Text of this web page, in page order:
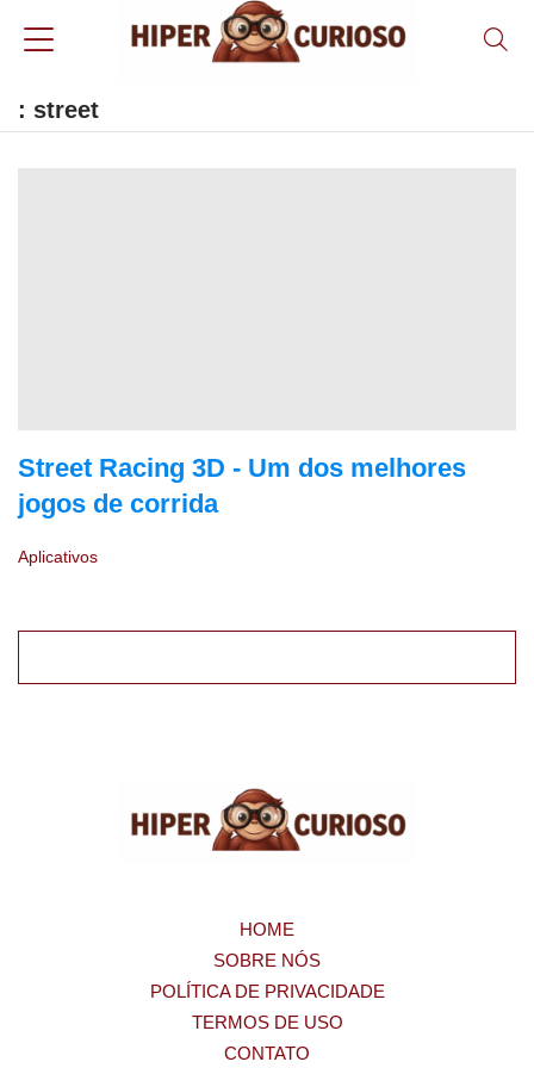
: street
Street Racing 3D - Um dos melhores
jogos de corrida
Aplicativos
HOME
SOBRE NÓS
POLÍTICA DE PRIVACIDADE
TERMOS DE USO
CONTATO